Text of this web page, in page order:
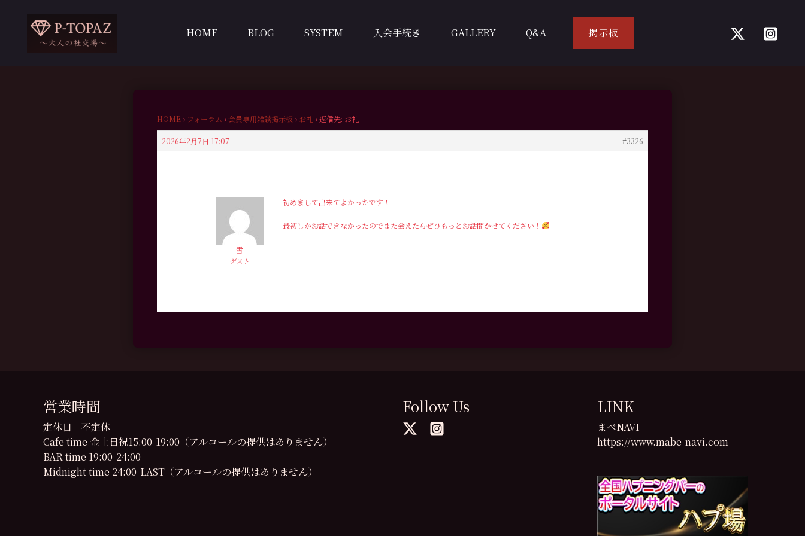
HOME BLOG SYSTEM 入会手続き GALLERY Q&A 掲示板
HOME › フォーラム › 会員専用雑談掲示板 › お礼 ›返信先: お礼
2026年2月7日 17:07 #3326
雪
ゲスト
初めまして出来てよかったです！
最初しかお話できなかったのでまた会えたらぜひもっとお話聞かせてください！
営業時間
定休日 不定休
Cafe time 金土日祝15:00-19:00（アルコールの提供はありません）
BAR time 19:00-24:00
Midnight time 24:00-LAST（アルコールの提供はありません）
Follow Us LINK
まべNAVI
https://www.mabe-navi.com